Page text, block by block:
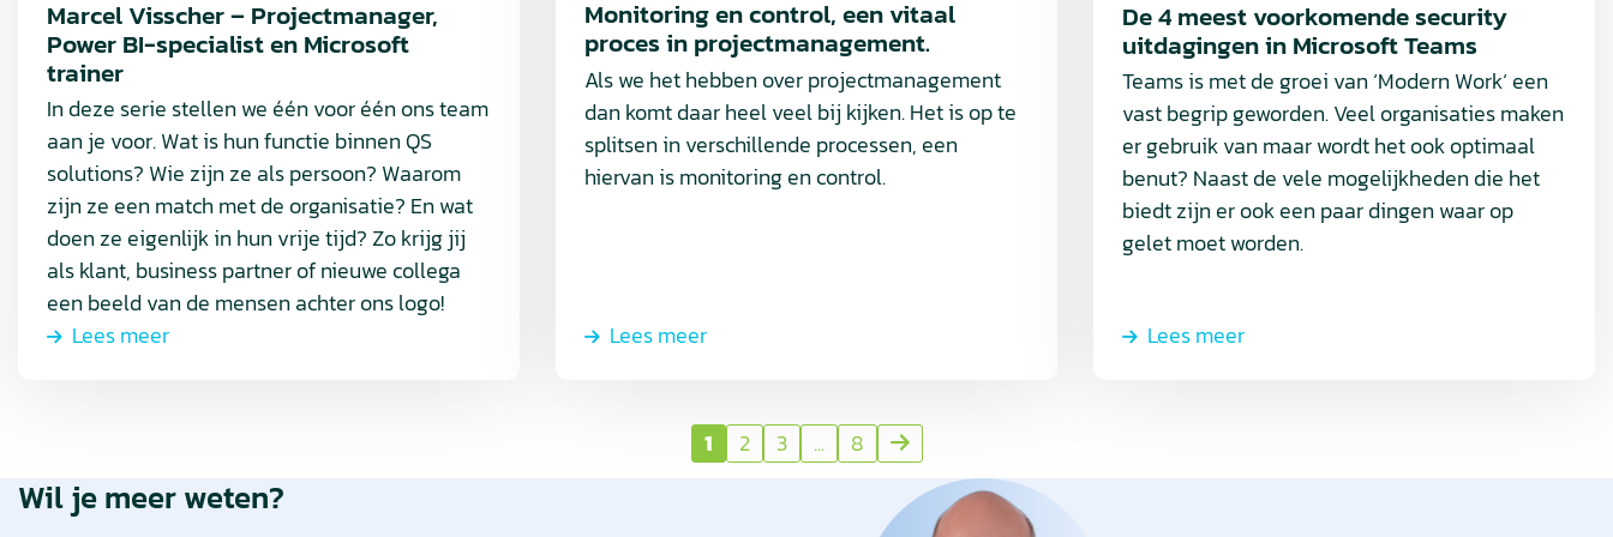
Marcel Visscher – Projectmanager,
Power BI-specialist en Microsoft
trainer
In deze serie stellen we één voor één ons team
aan je voor. Wat is hun functie binnen QS
solutions? Wie zijn ze als persoon? Waarom
zijn ze een match met de organisatie? En wat
doen ze eigenlijk in hun vrije tijd? Zo krijg jij
als klant, business partner of nieuwe collega
een beeld van de mensen achter ons logo!
Lees meer
Microsoft
trainer
Monitoring en control, een vitaal
proces in projectmanagement.
Als we het hebben over projectmanagement
dan komt daar heel veel bij kijken. Het is op te
splitsen in verschillende processen, een
hiervan is monitoring en control.
Lees meer
De 4 meest voorkomende security
uitdagingen in Microsoft Teams
Teams is met de groei van ‘Modern Work‘ een
vast begrip geworden. Veel organisaties maken
er gebruik van maar wordt het ook optimaal
benut? Naast de vele mogelijkheden die het
biedt zijn er ook een paar dingen waar op
gelet moet worden.
Lees meer
Teams
1 2 3 ... 8 Volgende
pagina
Wil je meer weten?